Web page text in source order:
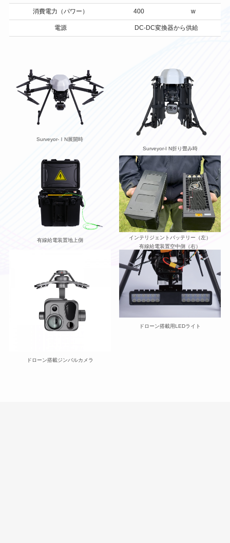
消費電力（パワー） 400 w
電源 DC-DC変換器から供給
Surveyor-ⅠN展開時
Surveyor-I N折り畳み時
有線給電装置地上側
インテリジェントバッテリー（左）
有線給電装置空中側（右）
ドローン搭載ジンバルカメラ
ドローン搭載用LEDライト